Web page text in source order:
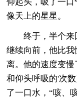
像天上的星星。
终于，半个来回
继续向前，他比
离。他的速度变
和仰头呼吸的'次
了一口水，“咳、